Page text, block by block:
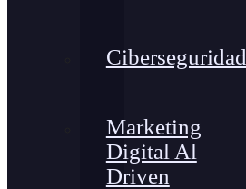
Ciberseguridad
Marketing
Digital Al
Driven